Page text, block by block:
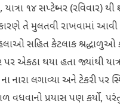
૧૪ સપ્ટેમ્બર (રવિવાર) થી
તે મુલતવી રાખવામાં આવી
સહિત કેટલાક શ્રદ્ધાળુઓ
પર એકઠા થયા હતા જ્યાંથી
નારા લગાવ્યા અને ટેકરી પર
વધવાનો પ્રયાસ પણ કર્યો,